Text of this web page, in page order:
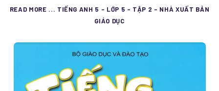
READ MORE ... TIẾNG ANH 5 - LỚP 5 - TẬP 2 - NHÀ XUẤT BẢN
GIÁO DỤC